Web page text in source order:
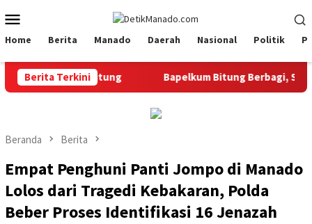
ke
kontenMobile
Home Berita Manado Daerah Nasional Politik
Berita Terkini
Bapelkum Bitung ‎Bapelkum Bitung Berbagi, Semarak
Beranda Berita
Empat Penghuni Panti Jompo di Manado
Lolos dari Tragedi Kebakaran, Polda
Beber Proses Identifikasi 16 Jenazah